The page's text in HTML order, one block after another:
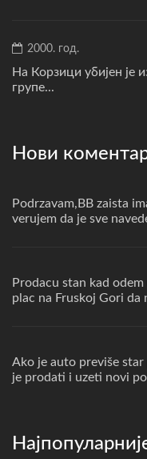
2000. год.
На Корзици убијен је
групе...
Нови
Podrzavam,BB zaista
verujem da je sve
Prodacu stan kad
plac na Fruskoj Gori da
Ako je auto previše
je prodati i uzeti novi